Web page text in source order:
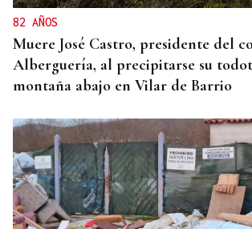
82 AÑOS
Muere José Castro, presidente del
Alberguería, al precipitarse su
montaña abajo en Vilar de Barrio